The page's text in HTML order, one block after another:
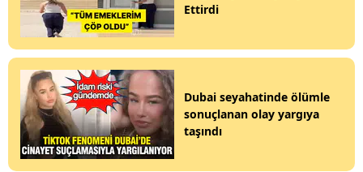
Ettirdi
Dubai seyahatinde ölümle
sonuçlanan olay yargıya
taşındı